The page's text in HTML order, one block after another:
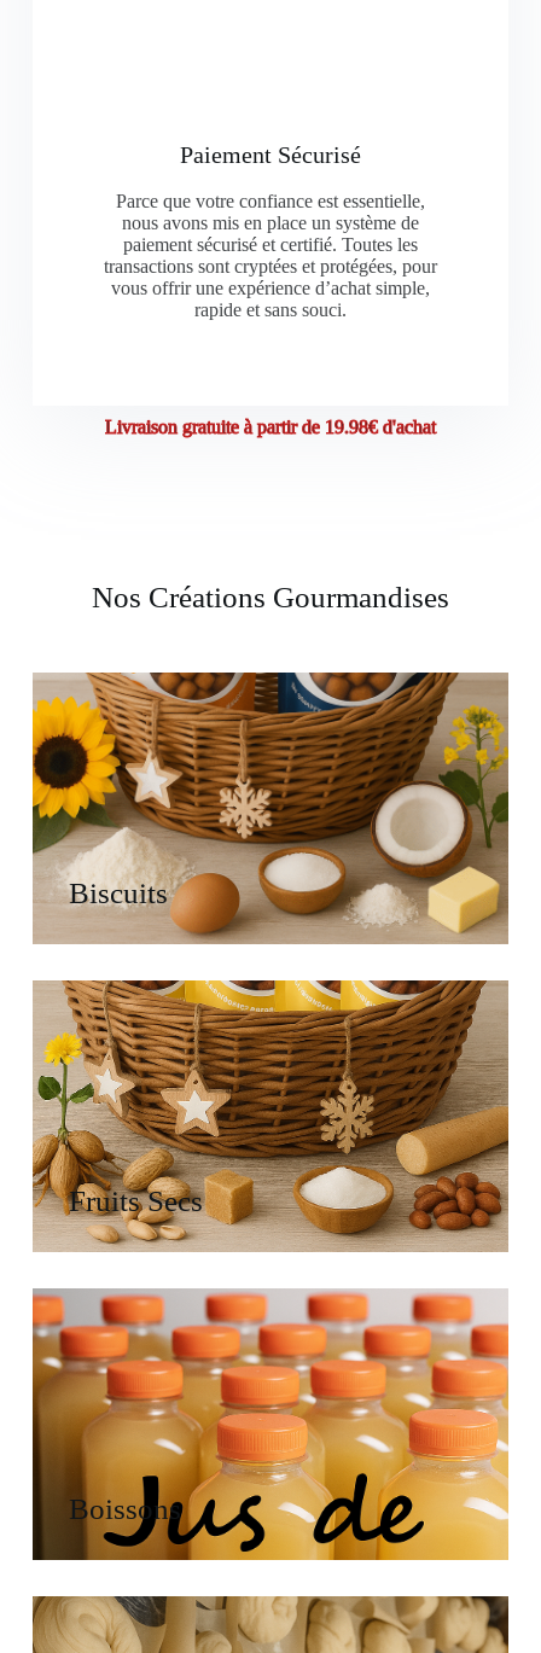
Paiement Sécurisé
Parce que votre confiance est essentielle,
nous avons mis en place un système de
paiement sécurisé et certifié. Toutes les
transactions sont cryptées et protégées, pour
vous offrir une expérience d’achat simple,
rapide et sans souci.
Livraison gratuite à partir de 19.98€ d'achat
Nos Créations Gourmandises
Biscuits
Fruits Secs
Boissons